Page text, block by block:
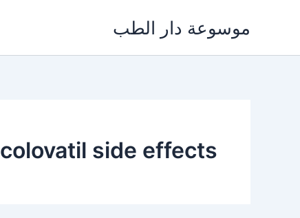
موسوعة دار الطب
colovatil side effects